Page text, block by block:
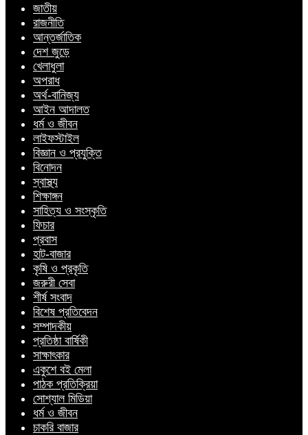
জাতীয়
রাজনীতি
আন্তর্জাতিক
দেশ জুড়ে
খেলাধুলা
অপরাধ
অর্থ-বানিজ্য
আইন আদালত
ধর্ম ও জীবন
লাইফস্টাইল
বিজ্ঞান ও প্রযুক্তি
বিনোদন
স্বাস্থ্য
শিক্ষাঙ্গন
সাহিত্য ও সংস্কৃতি
ফিচার
প্রবাস
হাট-বাজার
কৃষি ও প্রকৃতি
জরুরী সেবা
শীর্ষ সংবাদ
বিশেষ প্রতিবেদন
সম্পাদকীয়
প্রতিষ্ঠা বার্ষিকী
সাক্ষাৎকার
একুশে বই মেলা
পাঠক প্রতিক্রিয়া
সোশ্যাল মিডিয়া
ধর্ম ও জীবন
চাকরি বাজার